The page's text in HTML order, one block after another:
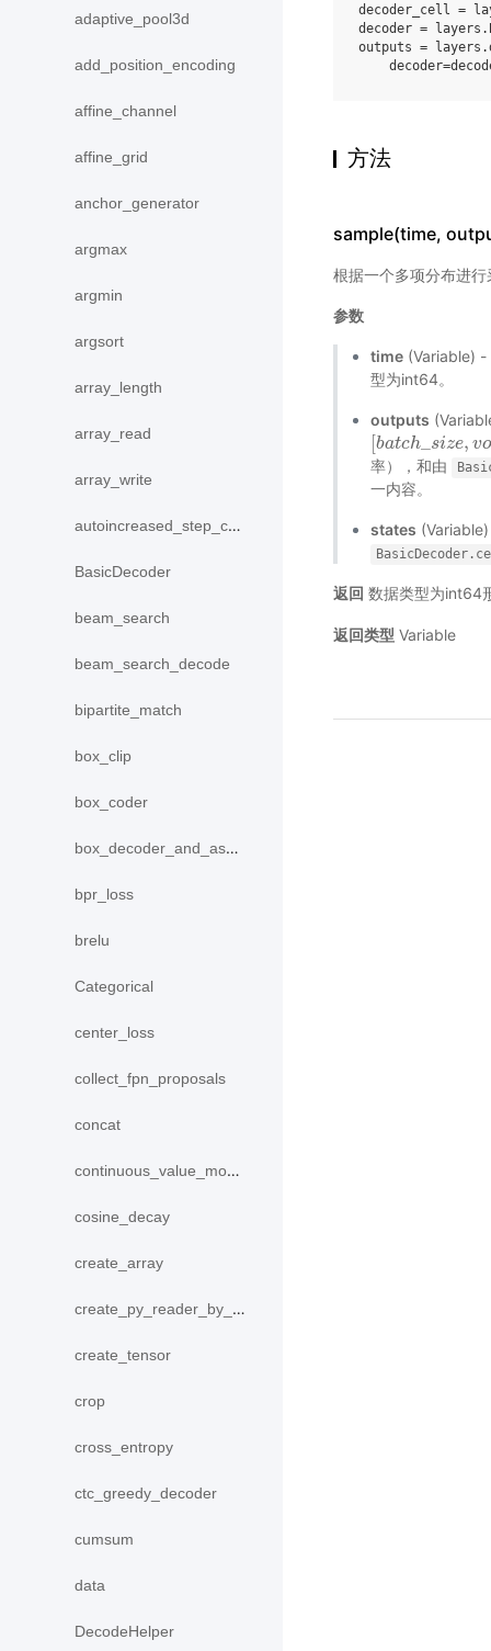
adaptive_pool3d
add_position_encoding
affine_channel
affine_grid
anchor_generator
argmax
argmin
argsort
array_length
array_read
array_write
autoincreased_step_counter
BasicDecoder
beam_search
beam_search_decode
bipartite_match
box_clip
box_coder
box_decoder_and_assign
bpr_loss
brelu
Categorical
center_loss
collect_fpn_proposals
concat
continuous_value_model
cosine_decay
create_array
create_py_reader_by_data
create_tensor
crop
cross_entropy
ctc_greedy_decoder
cumsum
data
DecodeHelper
decoder_cell
=
decoder = layers .
outputs = layers .
decoder=
方法
sample(time,
根据一个多项分布进
参数
time (Variable) -
型为int64。
outputs
[batch size, v
[batch_ size,voc
率），和由
一内容。
states
返回 数据类型为int64
返回类型 Variable